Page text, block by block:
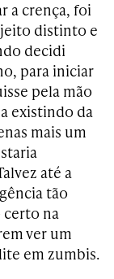
a crença, foi
distinto e
decidi
para iniciar
pela mão
existindo da
mais um
até a
tão
certo na
ver um
em zumbis.